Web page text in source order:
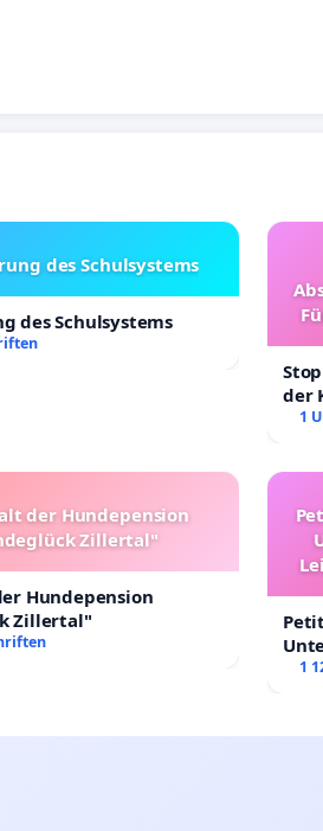
des Schulsystems
des Schulsystems
der
1
der Hundepension
Zillertal"
Hundepension
Zillertal"
1